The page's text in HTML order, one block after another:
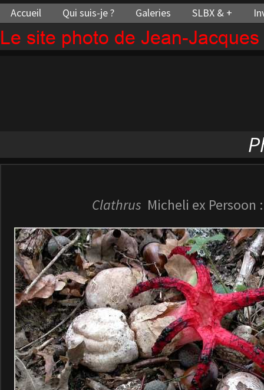
Le site photo de Jean-
Accueil Qui suis-je ? Galeries SLBX & +
Clathrus Micheli ex Persoon